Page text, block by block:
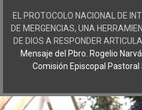
EL PROTOCOLO NACIONAL DE
DE MERGENCIAS, UNA
DE DIOS A RESPONDER
Mensaje del Pbro. Rogelio
Comisión Episcopal